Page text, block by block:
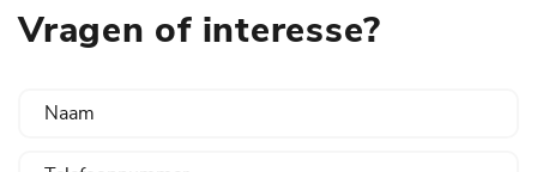
Vragen of interesse?